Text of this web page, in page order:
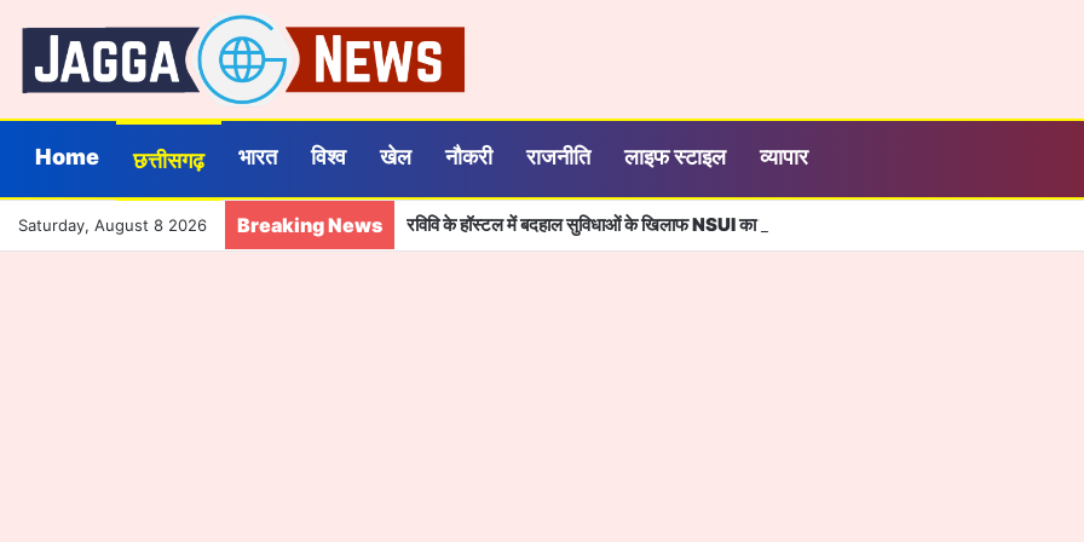
Home छत्तीसगढ़ भारत विश्व खेल नौकरी राजनीति लाइफ स्टाइल व्यापार
Saturday, August 8 2026 Breaking News रविवि के हॉस्टल में बदहाल सुविधाओं के खिलाफ NSUI का प्रदर्शन